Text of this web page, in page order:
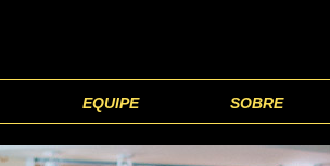
EQUIPE SOBRE